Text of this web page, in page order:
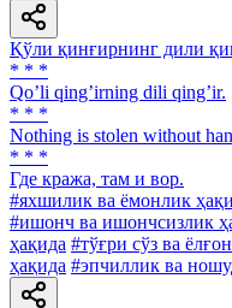
Қўли қинғирнинг дили
* * *
Qoʼli qingʼirning dili qingʼir.
* * *
Nothing is stolen without
* * *
Где кража, там и вор.
#яхшилик ва ёмонлик
#ишонч ва ишончсизлик
ҳақида #тўғри сўз ва
ҳақида #эпчиллик ва